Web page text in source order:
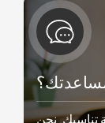
تناسبك. نحن